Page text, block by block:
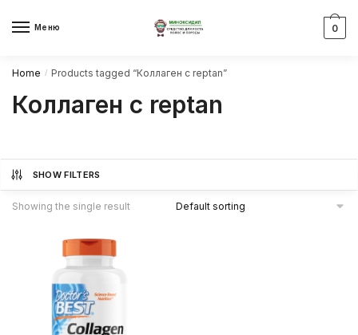
Меню 0
Home / Products tagged “Коллаген с reptan”
Коллаген с reptan
SHOW FILTERS
Showing the single result